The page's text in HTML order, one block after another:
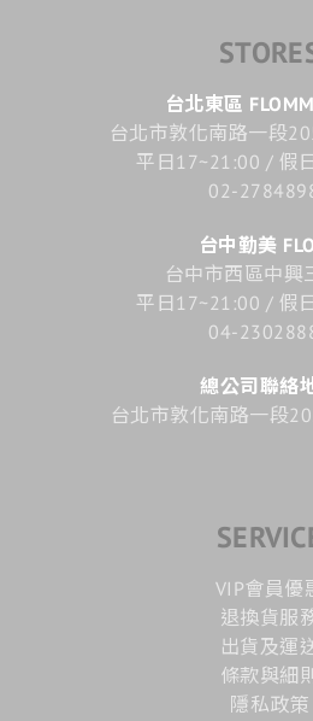
台北東區
台北市敦化南路一段
平日17~21:00 / 假
02-
台中勤美
台中市西區中興
平日17~21:00 / 假
04-
總公司聯絡
台北市敦化南路一段
VIP會員優
退換貨服
出貨及運
條款與細則
隱私政策